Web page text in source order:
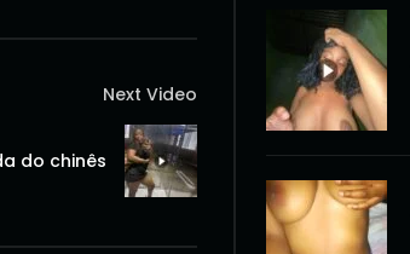
Next Video
do chinês